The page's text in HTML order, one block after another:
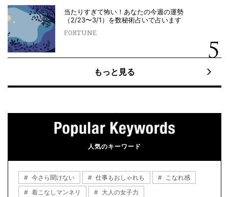
当たりすぎて怖い！あなたの今週の運勢
（2/23〜3/1）を数秘術占いで占います
FORTUNE
もっと見る
人気のキーワード
今さら聞けない 仕事もおしゃれも
こなれ感
着こなしマンネリ
大人の女子力